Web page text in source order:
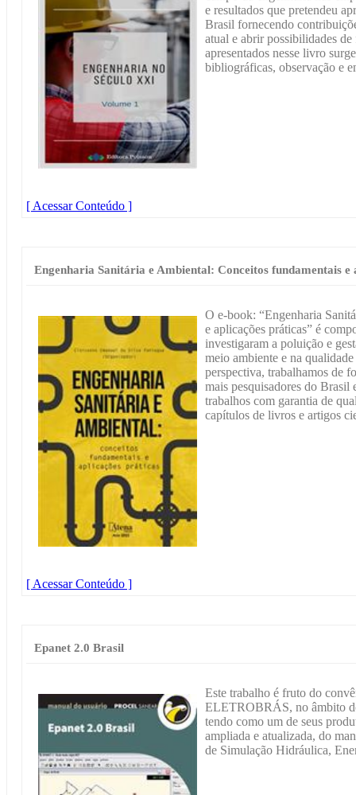
e resultados que pretendeu
Brasil fornecendo
atual e abrir possibilidades de
apresentados nesse livro
bibliográficas, observação e
[ Acessar Conteúdo ]
Engenharia Sanitária e Ambiental: Conceitos fundamentais e
O e-book: “Engenharia
e aplicações práticas” é
investigaram a poluição e
meio ambiente e na
perspectiva, trabalhamos de
mais pesquisadores do Brasil
trabalhos com garantia de
capítulos de livros e artigos
[ Acessar Conteúdo ]
Epanet 2.0 Brasil
Este trabalho é fruto do
ELETROBRÁS, no âmbito
tendo como um de seus
ampliada e atualizada, do
de Simulação Hidráulica,